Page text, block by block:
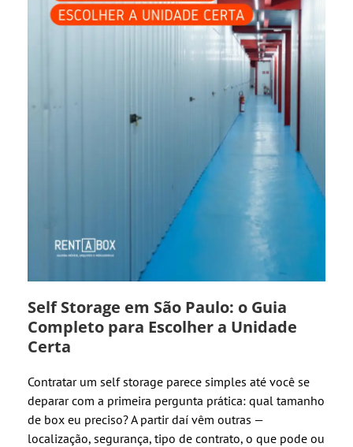
Self Storage em São Paulo: o Guia
Completo para Escolher a Unidade
Certa
Contratar um self storage parece simples até você se
deparar com a primeira pergunta prática: qual tamanho
de box eu preciso? A partir daí vêm outras —
localização, segurança, tipo de contrato, o que pode ou